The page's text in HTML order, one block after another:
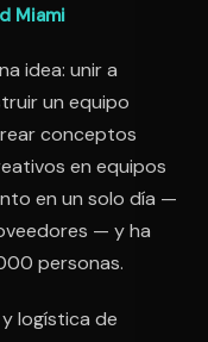
Miami
idea: unir a
un equipo
conceptos
en equipos
en un solo día —
— y ha
personas.
logística de